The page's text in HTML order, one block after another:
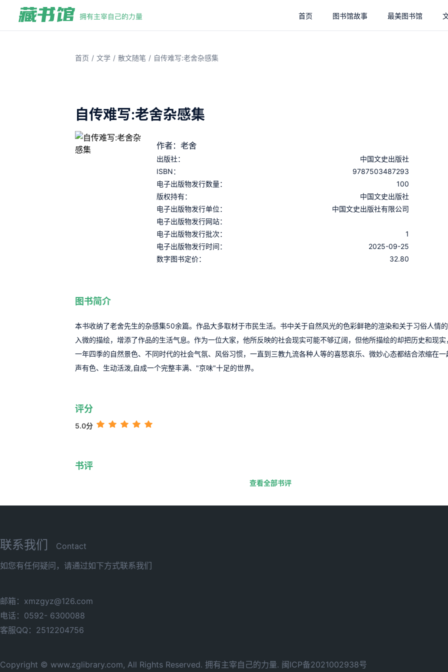
首页 图书馆故事 最美图书馆
首页 / 文学 / 散文随笔 / 自传难写:老舍杂感集
自传难写:老舍杂感集
作者：老舍
出版社：
中国文史出版社
ISBN：
9787503487293
电子出版物发行数量：
100
版权持有：
中国文史出版社
电子出版物发行单位：
中国文史出版社有限公司
电子出版物发行网站：
电子出版物发行批次：
1
电子出版物发行时间：
2025-09-25
数字图书定价：
32.80
图书简介
本书收纳了老舍先生的杂感集50余篇。作品大多取材于市民生活。书中关于自然风光的色彩鲜艳的渲染和关于习俗人情
入微的描绘，增添了作品的生活气息。作为一位大家，他所反映的社会现实可能不够辽阔，但他所描绘的却把历史和现实
一年四季的自然景色、不同时代的社会气氛、风俗习惯，一直到三教九流各种人等的喜怒哀乐、微妙心态都结合浓缩在一
声有色、生动活泼,自成一个完整丰满、"京味"十足的世界。
评分
5.0分
书评
查看全部书评
联系我们
Contact
如您有任何疑问，请通过如下方式联系我们
邮箱：xmzgyz@126.com
电话：0592- 6300088
客服QQ：2512204756
Copyright © www.zglibrary.com, All Rights Reserved. 拥有主宰自己的力量. 闽ICP备2021002938号